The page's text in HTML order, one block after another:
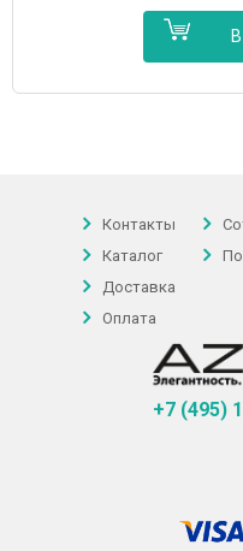
Контакты
Каталог
Доставка
Оплата
+7 (495)